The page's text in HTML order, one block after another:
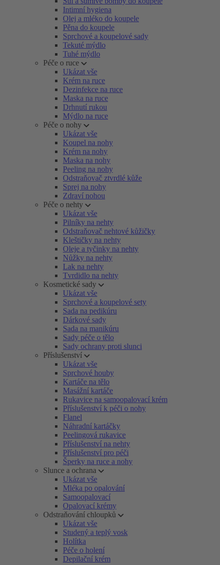
Intimní hygiena
Olej a mléko do koupele
Pěna do koupele
Sprchové a koupelové sady
Tekuté mýdlo
Tuhé mýdlo
Péče o ruce
Ukázat vše
Krém na ruce
Dezinfekce na ruce
Maska na ruce
Drhnutí rukou
Mýdlo na ruce
Péče o nohy
Ukázat vše
Koupel na nohy
Krém na nohy
Maska na nohy
Peeling na nohy
Odstraňovač ztvrdlé kůže
Sprej na nohy
Zdraví nohou
Péče o nehty
Ukázat vše
Pilníky na nehty
Odstraňovač nehtové kůžičky
Kleštičky na nehty
Oleje a tyčinky na nehty
Nůžky na nehty
Lak na nehty
Tvrdidlo na nehty
Kosmetické sady
Ukázat vše
Sprchové a koupelové sety
Sada na pedikúru
Dárkové sady
Sada na manikúru
Sady péče o tělo
Sady ochrany proti slunci
Příslušenství
Ukázat vše
Sprchové houby
Kartáče na tělo
Masážní kartáče
Rukavice na samoopalovací krém
Příslušenství k péči o nohy
Flanel
Náhradní kartáčky
Peelingová rukavice
Příslušenství na nehty
Příslušenství pro péči
Šperky na ruce a nohy
Slunce a ochrana
Ukázat vše
Mléka po opalování
Samoopalovací
Opalovací krémy
Odstraňování chloupků
Ukázat vše
Studený a teplý vosk
Holítka
Péče o holení
Depilační krém